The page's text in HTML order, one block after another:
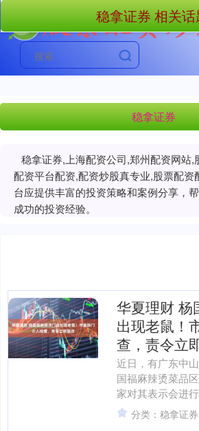
稳拿证券
稳拿证券,上海配资公司,郑州配资网站,
配资平台配资,配资炒股真专业,股票配资
台应提供丰富的投资策略和案例分享，
成功的投资经验。
稳拿证券 相关话
华夏理财 杨
出现老鼠！
查，责令立
近日，有广东中
国福麻辣烫菜品
家对其表示会进
料作为补偿，但
体报道，涉事门
分类：稳拿证券